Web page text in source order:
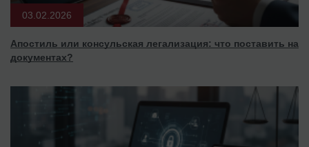
03.02.2026
Апостиль или консульская легализация: что поставить на
документах?